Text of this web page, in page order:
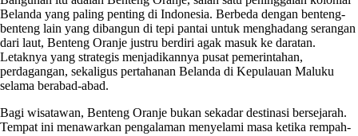
Belanda yang paling penting di Indonesia. Berbeda dengan benteng-
benteng lain yang dibangun di tepi pantai untuk menghadang serangan
dari laut, Benteng Oranje justru berdiri agak masuk ke daratan.
Letaknya yang strategis menjadikannya pusat pemerintahan,
perdagangan, sekaligus pertahanan Belanda di Kepulauan Maluku
selama berabad-abad.
Bagi wisatawan, Benteng Oranje bukan sekadar destinasi bersejarah.
Tempat ini menawarkan pengalaman menyelami masa ketika rempah-